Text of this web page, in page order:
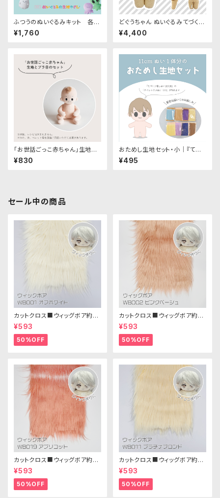
ふつうのぬいぐるみキット 各種
｜清原株式会社
¥1,760
どぐうちゃん ぬいぐるみてづくり
キット｜Filling
¥4,400
「お世話ごっこ赤ちゃん」生地と
プラ目のセット
¥830
おためし生地セット・小｜『てづく
り推しぬいBOOK』の11cmぬい
が1体作れます
¥495
セール中の商品
カットクロス■ウィッグボア約8c
m(オフホワイト)WB001 ボア生
地 25cm × 45cm
¥593
50%OFF
カットクロス■ウィッグボア約8c
m(ピンクベージュ)WB002ボア
生地 25cm × 45cm
¥593
50%OFF
カットクロス■ウィッグボア約8c
m(アプリコット)WB019 ボア生
地 25cm × 45cm
¥593
50%OFF
カットクロス■ウィッグボア約8c
m(プラチナブロンド)WB011 ボ
ア生地 25cm × 45cm
¥593
50%OFF